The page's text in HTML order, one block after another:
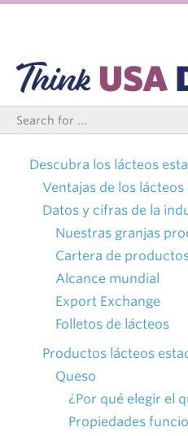
Descubra los lácteos
Ventajas de los
Datos y cifras de la
Nuestras granjas
Cartera de
Alcance mundial
Export Exchange
Folletos de lácteos
Productos lácteos
Queso
¿Por qué elegir el
Propiedades